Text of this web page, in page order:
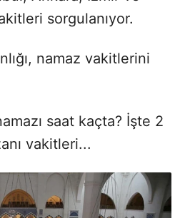
sorgulanıyor.
namaz vakitlerini
saat kaçta? İşte 2
vakitleri...